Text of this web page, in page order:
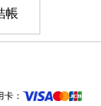
帳
：